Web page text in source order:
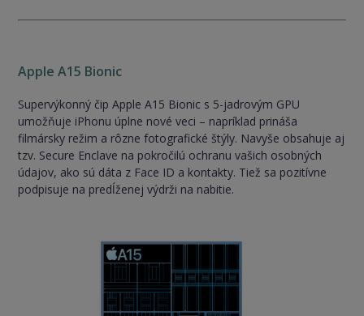
Apple A15 Bionic
Supervýkonný čip Apple A15 Bionic s 5-jadrovým GPU
umožňuje iPhonu úplne nové veci – napríklad prináša
filmársky režim a rôzne fotografické štýly. Navyše obsahuje aj
tzv. Secure Enclave na pokročilú ochranu vašich osobných
údajov, ako sú dáta z Face ID a kontakty. Tiež sa pozitívne
podpisuje na predĺženej výdrži na nabitie.